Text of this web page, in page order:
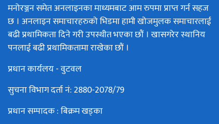
मनोरञ्जन समेत अनलाइनका माध्यमबाट आम रुपमा प्राप्त गर्न सहज
छ । अनलाइन समाचारहरुको भिडमा हामी खोजमुलक समाचारलाई
बढी प्रथामिकता दिने गरी उपस्थीत भएका छौं । खासगरेर स्थानिय
पनलाई बढी प्रथामिकतामा राखेका छौं ।
प्रधान कार्यलय - वुटवल
सुचना विभाग दर्ता नं: 2880-2078/79
प्रधान सम्पादक : बिक्रम खड्का